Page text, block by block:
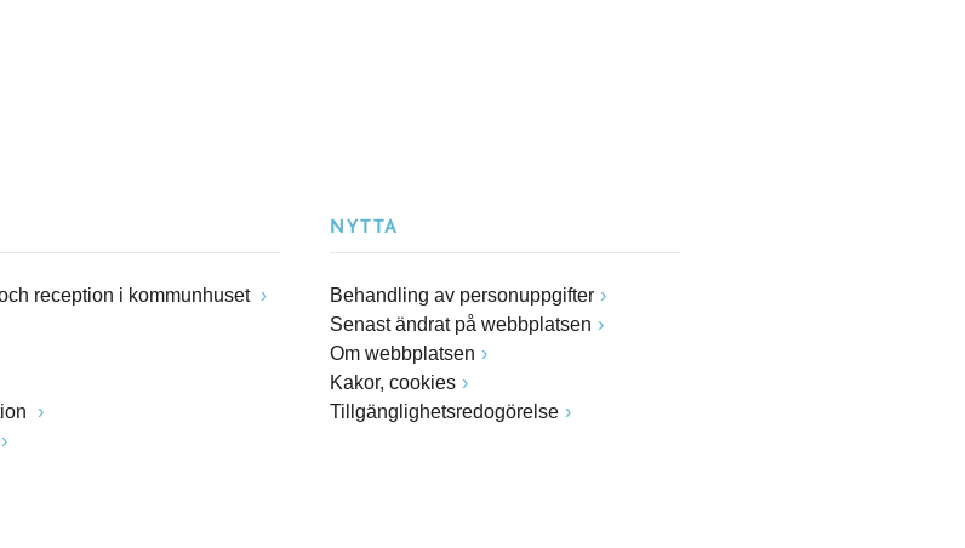
reception i kommunhuset
NYTTA
Behandling av personuppgifter
Senast ändrat på webbplatsen
Om webbplatsen
Kakor, cookies
Tillgänglighetsredogörelse